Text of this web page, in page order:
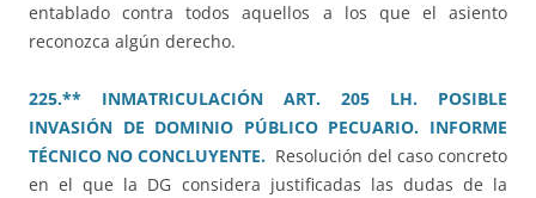
entablado contra todos aquellos a los que el asiento
reconozca algún derecho.
225.** INMATRICULACIÓN ART. 205 LH. POSIBLE
INVASIÓN DE DOMINIO PÚBLICO PECUARIO. INFORME
TÉCNICO NO CONCLUYENTE. Resolución del caso concreto
en el que la DG considera justificadas las dudas de la